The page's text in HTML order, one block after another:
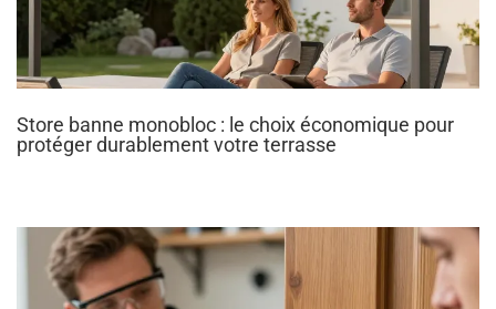
Store banne monobloc : le choix économique pour
protéger durablement votre terrasse